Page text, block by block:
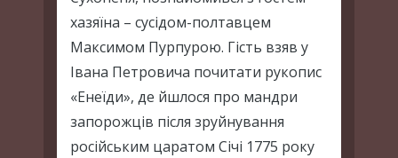
хазяїна – сусідом-полтавцем
Максимом Пурпурою. Гість взяв у
Івана Петровича почитати рукопис
«Енеїди», де йшлося про мандри
запорожців після зруйнування
російським царатом Січі 1775 року